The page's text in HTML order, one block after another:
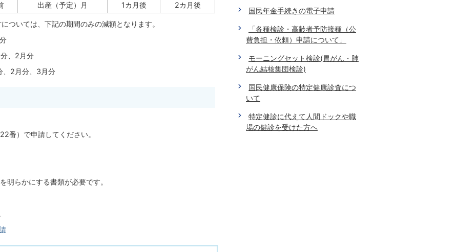
出産（予定）月 1カ月後 2カ月後
ついては、下記の期間のみの減額となります。
、2月分
2月分、3月分
番）で申請してください。
明らかにする書類が必要です。
国民年金手続きの電子申請
「各種検診・高齢者予防接種（公
費負担・依頼）申請について」
モーニングセット検診(胃がん・肺
がん結核集団検診)
国民健康保険の特定健康診査につ
いて
特定健診に代えて人間ドックや職
場の健診を受けた方へ